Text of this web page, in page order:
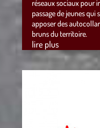
réseaux sociaux pour
passage de jeunes qui
apposer des
bruns du territoire.
lire plus